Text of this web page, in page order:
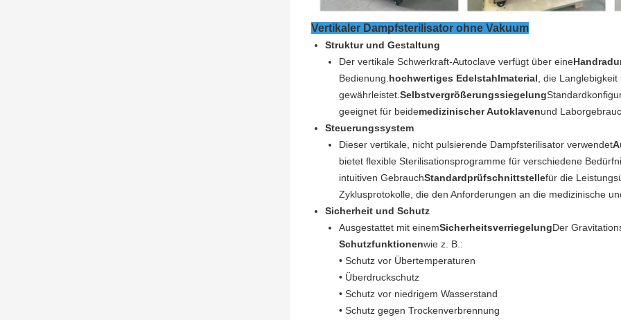
Vertikaler Dampfsterilisator ohne Vakuum
Struktur und Gestaltung
Der vertikale Schwerkraft-Autoclave verfügt über eine
Bedienung.hochwertiges Edelstahlmaterial, die
gewährleistet.Selbstvergrößerungssiegelung
geeignet für beidemedizinischer Autoklavenund
Steuerungssystem
Dieser vertikale, nicht pulsierende Dampfsterilisator verwendet
bietet flexible Sterilisationsprogramme für verschiedene
intuitiven GebrauchStandardprüfschnittstellefür die
Zyklusprotokolle, die den Anforderungen an die medizinische
Sicherheit und Schutz
Ausgestattet mit einemSicherheitsverriegelungDer
Schutzfunktionenwie z. B.:
• Schutz vor Übertemperaturen
• Überdruckschutz
• Schutz vor niedrigem Wasserstand
• Schutz gegen Trockenverbrennung